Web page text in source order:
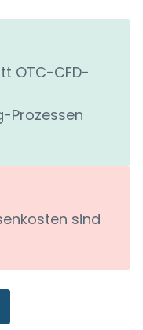
OTC-CFD-
Prozessen
sind